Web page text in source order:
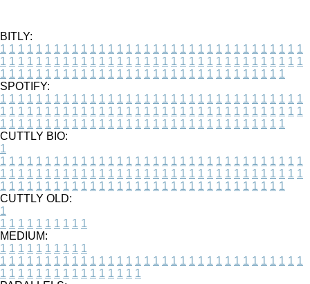
BITLY:
1 1 1 1 1 1 1 1 1 1 1 1 1 1 1 1 1 1 1 1 1 1 1 1 1 1 1 1 1 1 1 1 1 1
1 1 1 1 1 1 1 1 1 1 1 1 1 1 1 1 1 1 1 1 1 1 1 1 1 1 1 1 1 1 1 1 1 1
1 1 1 1 1 1 1 1 1 1 1 1 1 1 1 1 1 1 1 1 1 1 1 1 1 1 1 1 1 1 1 1
SPOTIFY:
1 1 1 1 1 1 1 1 1 1 1 1 1 1 1 1 1 1 1 1 1 1 1 1 1 1 1 1 1 1 1 1 1 1
1 1 1 1 1 1 1 1 1 1 1 1 1 1 1 1 1 1 1 1 1 1 1 1 1 1 1 1 1 1 1 1 1 1
1 1 1 1 1 1 1 1 1 1 1 1 1 1 1 1 1 1 1 1 1 1 1 1 1 1 1 1 1 1 1 1
CUTTLY BIO:
1
1 1 1 1 1 1 1 1 1 1 1 1 1 1 1 1 1 1 1 1 1 1 1 1 1 1 1 1 1 1 1 1 1 1
1 1 1 1 1 1 1 1 1 1 1 1 1 1 1 1 1 1 1 1 1 1 1 1 1 1 1 1 1 1 1 1 1 1
1 1 1 1 1 1 1 1 1 1 1 1 1 1 1 1 1 1 1 1 1 1 1 1 1 1 1 1 1 1 1 1
CUTTLY OLD:
1
1 1 1 1 1 1 1 1 1 1
MEDIUM:
1 1 1 1 1 1 1 1 1 1
1 1 1 1 1 1 1 1 1 1 1 1 1 1 1 1 1 1 1 1 1 1 1 1 1 1 1 1 1 1 1 1 1 1
1 1 1 1 1 1 1 1 1 1 1 1 1 1 1 1